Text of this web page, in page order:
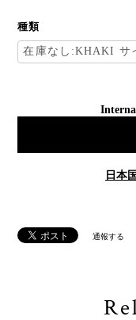
種類
日本
通報する